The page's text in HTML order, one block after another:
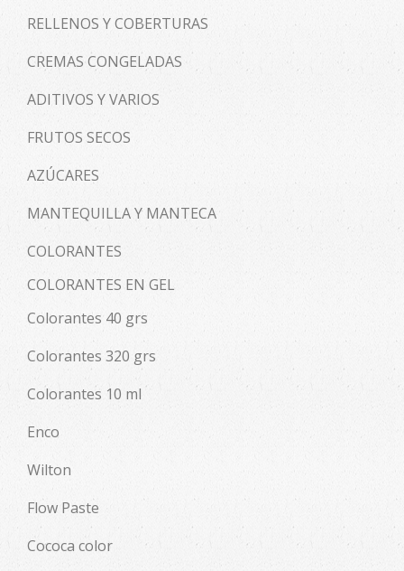
RELLENOS Y COBERTURAS
CREMAS CONGELADAS
ADITIVOS Y VARIOS
FRUTOS SECOS
AZÚCARES
MANTEQUILLA Y MANTECA
COLORANTES
COLORANTES EN GEL
Colorantes 40 grs
Colorantes 320 grs
Colorantes 10 ml
Enco
Wilton
Flow Paste
Cococa color